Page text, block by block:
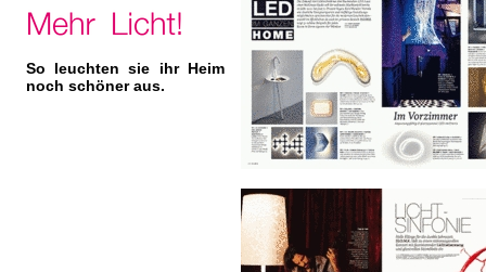
So leuchten sie ihr Heim
noch schöner aus.